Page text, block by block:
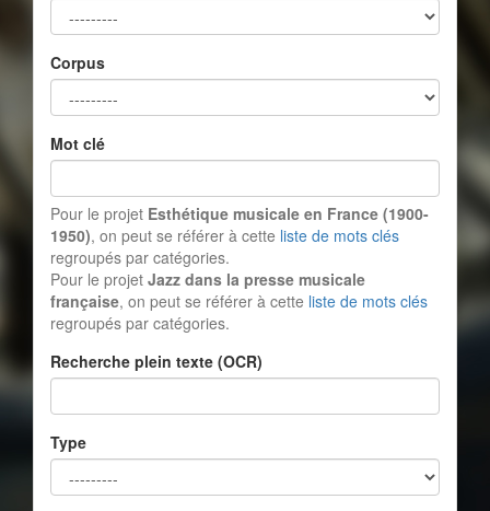
Corpus
Mot clé
Pour le projet Esthétique musicale en France (1900-
1950), on peut se référer à cette liste de mots clés
regroupés par catégories.
Pour le projet Jazz dans la presse musicale
française, on peut se référer à cette liste de mots clés
regroupés par catégories.
Recherche plein texte (OCR)
Type